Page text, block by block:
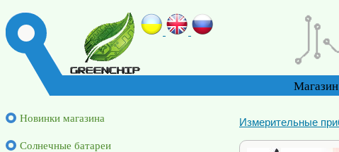
Магазин
Измерительные
Новинки магазина
Солнечные батареи